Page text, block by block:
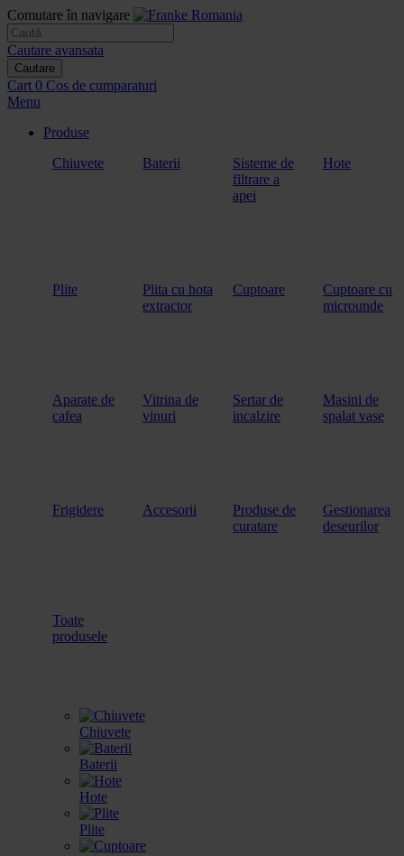
Comutare în navigare
Cautare avansata
Cautare
Cart 0 Cos de cumparaturi
Menu
Produse
Chiuvete
Baterii
Sisteme de
filtrare a
apei
Hote
Plite
Plita cu hota
extractor
Cuptoare
Cuptoare cu
microunde
Aparate de
cafea
Vitrina de
vinuri
Sertar de
incalzire
Masini de
spalat vase
Frigidere Accesorii
Produse de
curatare
Gestionarea
deseurilor
Toate
produsele
Chiuvete
Baterii
Hote
Plite